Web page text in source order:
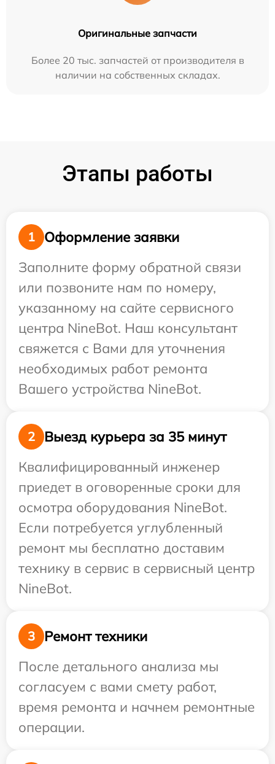
Оригинальные запчасти
Более 20 тыс. запчастей от производителя в
наличии на собственных складах.
Этапы работы
1
Оформление заявки
Заполните форму обратной связи
или позвоните нам по номеру,
указанному на сайте сервисного
центра NineBot. Наш консультант
свяжется с Вами для уточнения
необходимых работ ремонта
Вашего устройства NineBot.
2
Выезд курьера за 35 минут
Квалифицированный инженер
приедет в оговоренные сроки для
осмотра оборудования NineBot.
Если потребуется углубленный
ремонт мы бесплатно доставим
технику в сервис в сервисный центр
NineBot.
3
Ремонт техники
После детального анализа мы
согласуем с вами смету работ,
время ремонта и начнем ремонтные
операции.